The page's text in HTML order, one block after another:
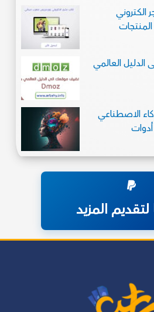
العالمي
الاصطناعي
لتقديم المزيد